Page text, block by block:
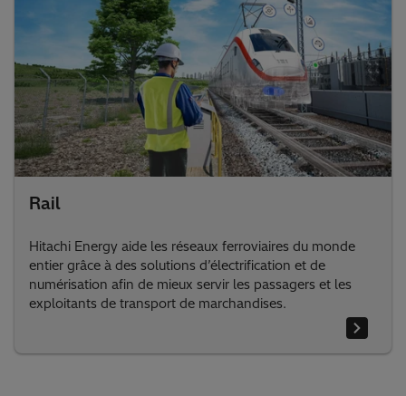
Rail
Hitachi Energy aide les réseaux ferroviaires du monde
entier grâce à des solutions d’électrification et de
numérisation afin de mieux servir les passagers et les
exploitants de transport de marchandises.